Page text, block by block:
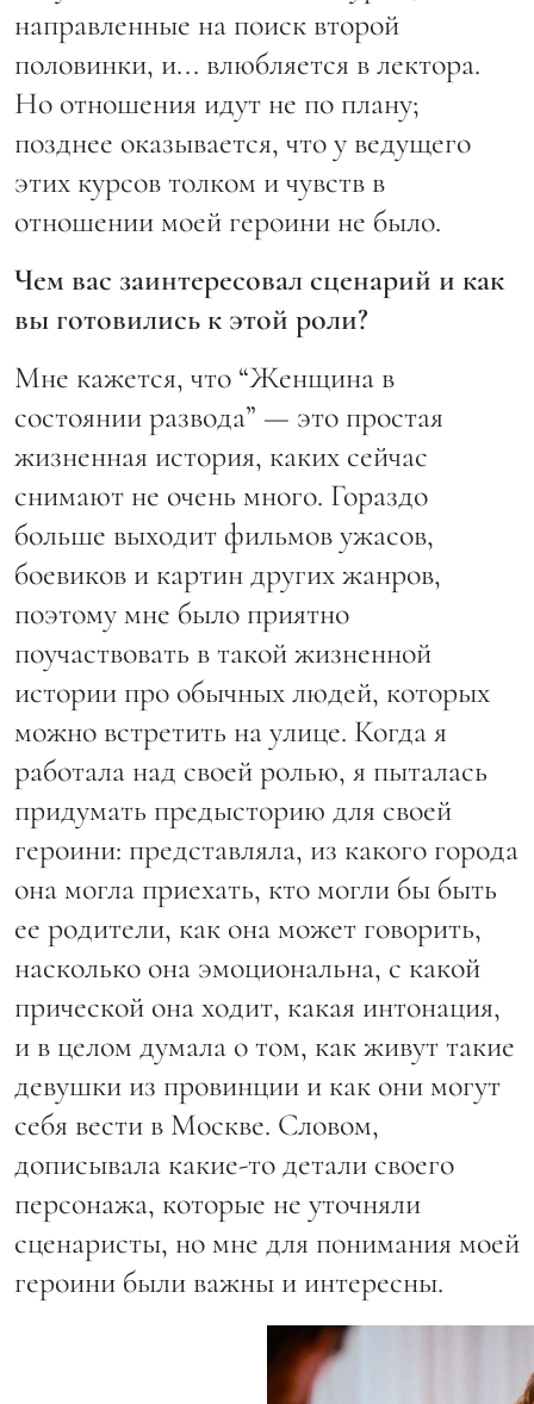
направленные на поиск второй
половинки, и... влюбляется в лектора.
Но отношения идут не по плану;
позднее оказывается, что у ведущего
этих курсов толком и чувств в
отношении моей героини не было.
Чем вас заинтересовал сценарий и как
вы готовились к этой роли?
Мне кажется, что “Женщина в
состоянии развода” — это простая
жизненная история, каких сейчас
снимают не очень много. Гораздо
больше выходит фильмов ужасов,
боевиков и картин других жанров,
поэтому мне было приятно
поучаствовать в такой жизненной
истории про обычных людей, которых
можно встретить на улице. Когда я
работала над своей ролью, я пыталась
придумать предысторию для своей
героини: представляла, из какого города
она могла приехать, кто могли бы быть
ее родители, как она может говорить,
насколько она эмоциональна, с какой
прической она ходит, какая интонация,
и в целом думала о том, как живут такие
девушки из провинции и как они могут
себя вести в Москве. Словом,
дописывала какие-то детали своего
персонажа, которые не уточняли
сценаристы, но мне для понимания моей
героини были важны и интересны.